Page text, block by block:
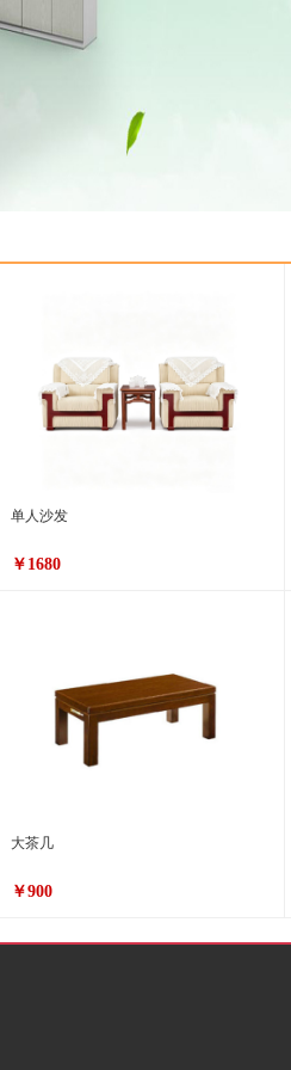
单人沙发
￥1680
大茶几
￥900